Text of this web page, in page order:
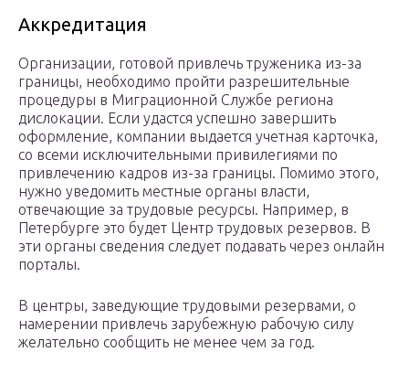
Аккредитация
Организации, готовой привлечь труженика из-за
границы, необходимо пройти разрешительные
процедуры в Миграционной Службе региона
дислокации. Если удастся успешно завершить
оформление, компании выдается учетная карточка,
со всеми исключительными привилегиями по
привлечению кадров из-за границы. Помимо этого,
нужно уведомить местные органы власти,
отвечающие за трудовые ресурсы. Например, в
Петербурге это будет Центр трудовых резервов. В
эти органы сведения следует подавать через онлайн
порталы.
В центры, заведующие трудовыми резервами, о
намерении привлечь зарубежную рабочую силу
желательно сообщить не менее чем за год.